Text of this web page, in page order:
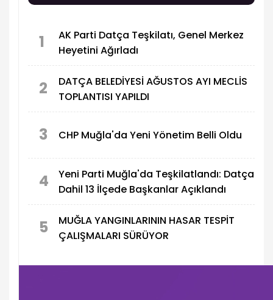
1
AK Parti Datça Teşkilatı, Genel Merkez
Heyetini Ağırladı
2
DATÇA BELEDİYESİ AĞUSTOS AYI MECLİS
TOPLANTISI YAPILDI
3 CHP Muğla'da Yeni Yönetim Belli Oldu
4
Yeni Parti Muğla'da Teşkilatlandı: Datça
Dahil 13 İlçede Başkanlar Açıklandı
5
MUĞLA YANGINLARININ HASAR TESPİT
ÇALIŞMALARI SÜRÜYOR